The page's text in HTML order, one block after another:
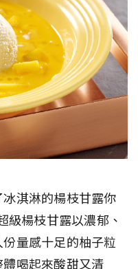
淇淋的楊枝甘露你
級楊枝甘露以濃郁、
量感十足的柚子粒
喝起來酸甜又清